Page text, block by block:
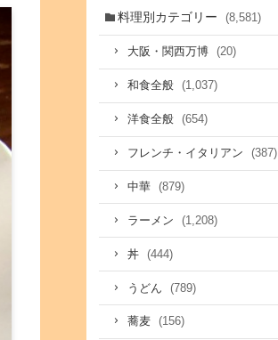
料理別カテゴリー (8,581)
大阪・関西万博 (20)
和食全般 (1,037)
洋食全般 (654)
フレンチ・イタリアン (387)
中華 (879)
ラーメン (1,208)
丼 (444)
うどん (789)
蕎麦 (156)